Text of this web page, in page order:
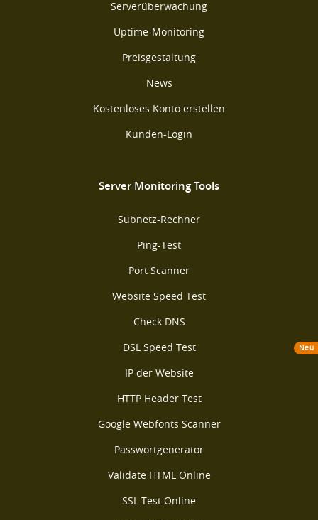
Serverüberwachung
Uptime-Monitoring
Preisgestaltung
News
Kostenloses Konto erstellen
Kunden-Login
Server Monitoring Tools
Subnetz-Rechner
Ping-Test
Port Scanner
Website Speed Test
Check DNS
DSL Speed Test
Neu
IP der Website
HTTP Header Test
Google Webfonts Scanner
Passwortgenerator
Validate HTML Online
SSL Test Online